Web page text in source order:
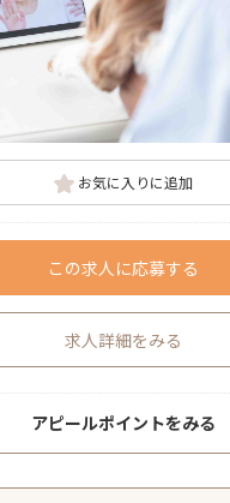
お気に入りに追加
この求人に応募する
求人詳細をみる
アピールポイントをみる